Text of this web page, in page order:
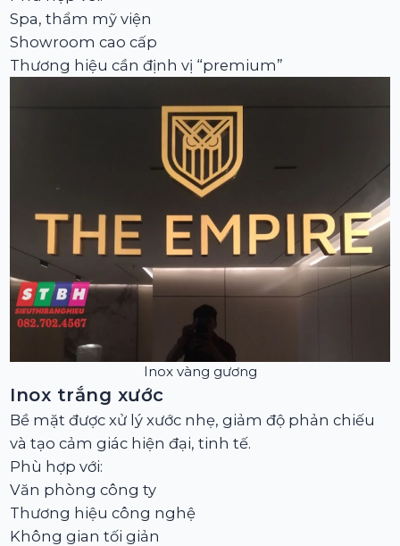
Spa, thẩm mỹ viện
Showroom cao cấp
Thương hiệu cần định vị “premium”
Inox vàng gương
Inox trắng xước
Bề mặt được xử lý xước nhẹ, giảm độ phản chiếu
và tạo cảm giác hiện đại, tinh tế.
Phù hợp với:
Văn phòng công ty
Thương hiệu công nghệ
Không gian tối giản